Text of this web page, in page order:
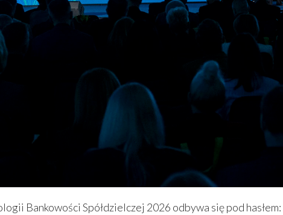
Bankowości Spółdzielczej 2026 odbywa się pod hasłem: